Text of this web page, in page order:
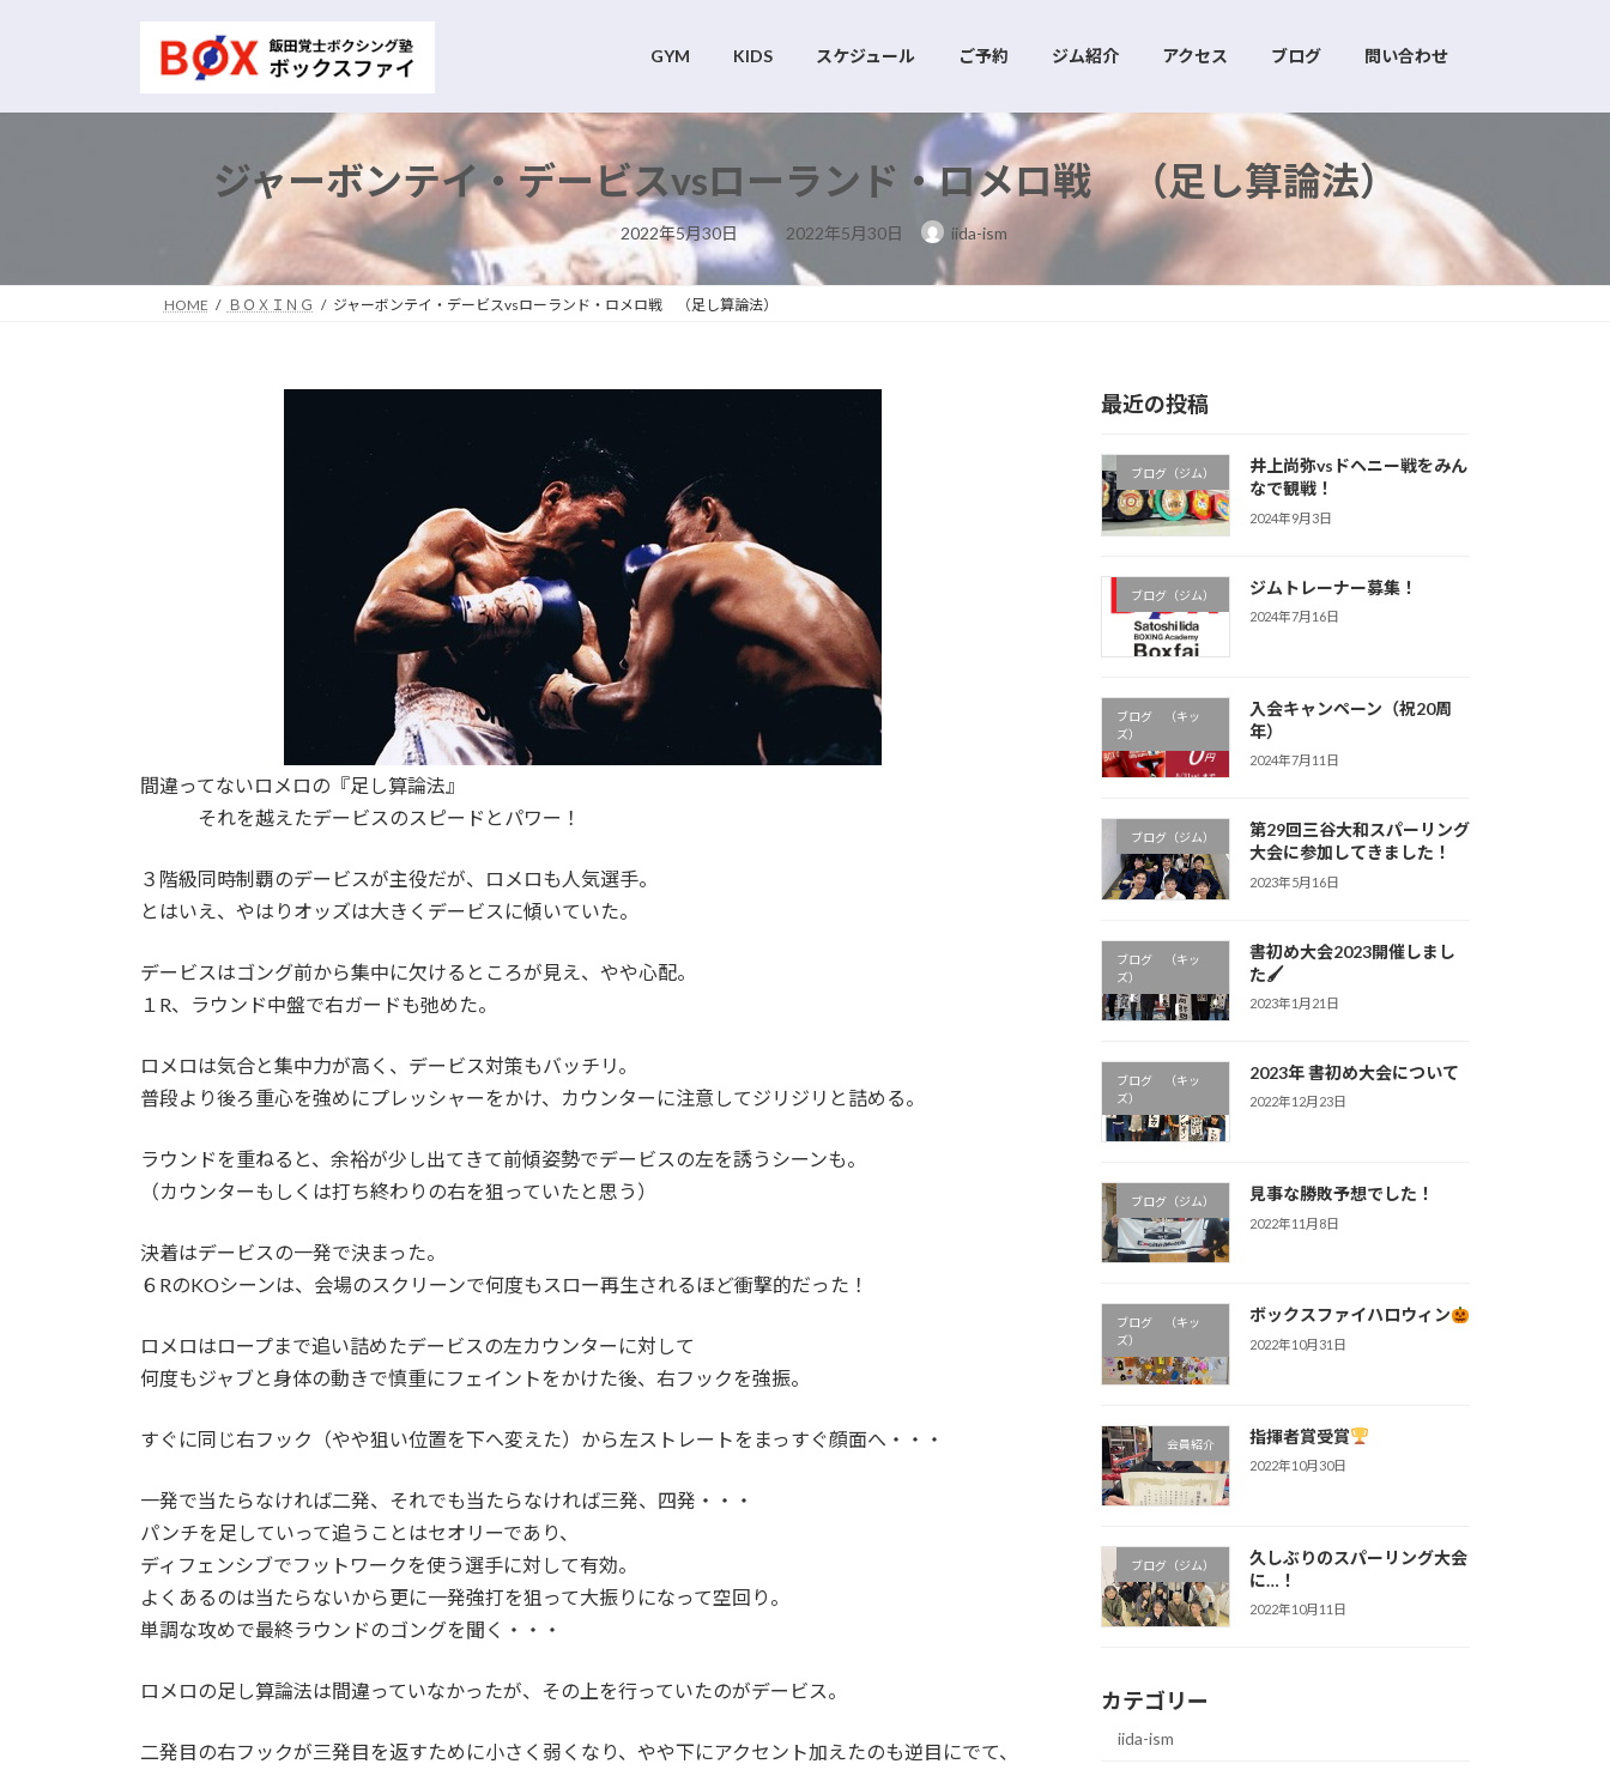
GYM KIDS スケジュール ご予約 ジム紹介 アクセス ブログ 問い合わせ
ジャーボンテイ・デービスvsローランド・ロメロ戦 （足し算論法）
2022年5月30日
最
終
新
日
2022年5月30日 iida-ism
HOME ＢＯＸＩＮＧ ジャーボンテイ・デービスvsローランド・ロメロ戦 （足し算論法）
間違ってないロメロの『足し算論法』
それを越えたデービスのスピードとパワー！
３階級同時制覇のデービスが主役だが、ロメロも人気選手。
とはいえ、やはりオッズは大きくデービスに傾いていた。
デービスはゴング前から集中に欠けるところが見え、やや心配。
１R、ラウンド中盤で右ガードも弛めた。
ロメロは気合と集中力が高く、デービス対策もバッチリ。
普段より後ろ重心を強めにプレッシャーをかけ、カウンターに注意してジリジリと詰める。
ラウンドを重ねると、余裕が少し出てきて前傾姿勢でデービスの左を誘うシーンも。
（カウンターもしくは打ち終わりの右を狙っていたと思う）
決着はデービスの一発で決まった。
６RのKOシーンは、会場のスクリーンで何度もスロー再生されるほど衝撃的だった！
ロメロはロープまで追い詰めたデービスの左カウンターに対して
何度もジャブと身体の動きで慎重にフェイントをかけた後、右フックを強振。
すぐに同じ右フック（やや狙い位置を下へ変えた）から左ストレートをまっすぐ顔面へ・・・
一発で当たらなければ二発、それでも当たらなければ三発、四発・・・
パンチを足していって追うことはセオリーであり、
ディフェンシブでフットワークを使う選手に対して有効。
よくあるのは当たらないから更に一発強打を狙って大振りになって空回り。
単調な攻めで最終ラウンドのゴングを聞く・・・
ロメロの足し算論法は間違っていなかったが、その上を行っていたのがデービス。
二発目の右フックが三発目を返すために小さく弱くなり、やや下にアクセント加えたのも逆目にでて、
最近の投稿
ブログ（ジム）
井上尚弥vsドヘニー戦をみん
なで観戦！
2024年9月3日
ブログ（ジム） ジムトレーナー募集！
2024年7月16日
ブログ （キッ
ズ）
入会キャンペーン（祝20周
年）
2024年7月11日
ブログ（ジム）
第29回三谷大和スパーリング
大会に参加してきました！
2023年5月16日
ブログ （キッ
ズ）
書初め大会2023開催しまし
た🖌
2023年1月21日
ブログ （キッ
ズ）
2023年 書初め大会について
2022年12月23日
ブログ（ジム） 見事な勝敗予想でした！
2022年11月8日
ブログ （キッ
ズ）
ボックスファイハロウィン
2022年10月31日
会員紹介 指揮者賞受賞
2022年10月30日
ブログ（ジム）
久しぶりのスパーリング大会
に…！
2022年10月11日
カテゴリー
iida-ism